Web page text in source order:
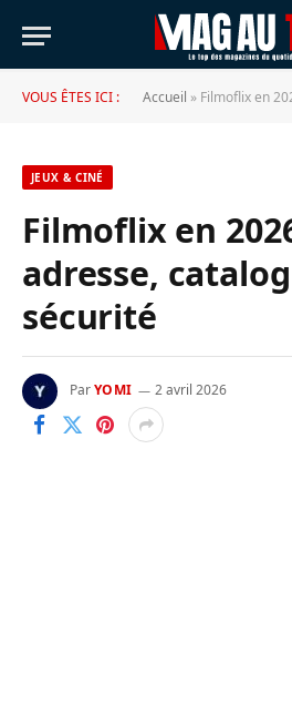
VOUS ÊTES ICI : Accueil » Filmoflix en 2026 :
JEUX & CINÉ
Filmoflix en
adresse,
sécurité
ParYOMI 2 avril 2026